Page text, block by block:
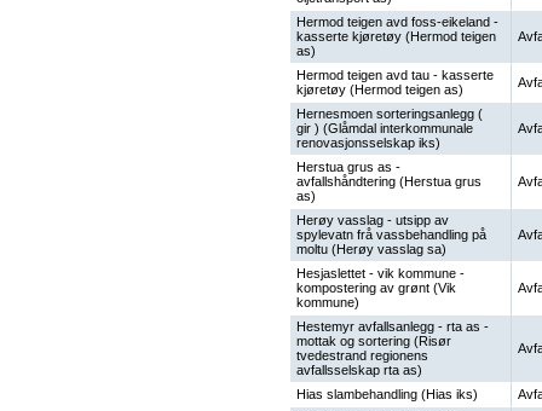
Hermod teigen avd foss-eikeland -
kasserte kjøretøy (Hermod teigen
as)
Hermod teigen avd tau - kasserte
kjøretøy (Hermod teigen as)
Hernesmoen sorteringsanlegg (
gir ) (Glåmdal interkommunale
renovasjonsselskap iks)
Herstua grus as -
avfallshåndtering (Herstua grus
as)
Herøy vasslag - utsipp av
spylevatn frå vassbehandling på
moltu (Herøy vasslag sa)
Hesjaslettet - vik kommune -
kompostering av grønt (Vik
kommune)
Hestemyr avfallsanlegg - rta as -
mottak og sortering (Risør
tvedestrand regionens
avfallsselskap rta as)
Hias slambehandling (Hias iks)